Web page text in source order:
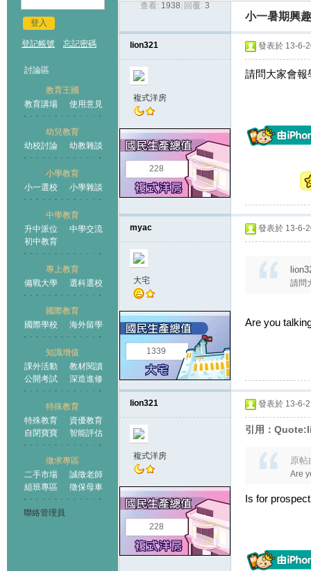
登入
登記帳號 忘記密碼
討論區
教育王國
教育講場
使用意見
幼兒教育
幼校討論
幼教雜談
小學教育
小一選校
小學雜談
中學教育
升中派位
中學交流
初中教育
專上教育
備戰大學
選科選校
國際教育
國際學校
海外留學
知識增值
課外活動
教材閱讀
公開考試
深造進修
特殊教育
特殊教育
資優教育
自閉寶寶
智能評估
徵求專區
二手市場
誠徵老師
組班專區
徵保母車
聯絡管理員
王國
›
查看: 1938 回覆: 3
小一暑期興
lion321
複式洋房
228
發表於 13-6-
請問大家會報
myac
大宅
1339
發表於 13-6-
請問
Are you
lion321
複式洋房
228
發表於 13-6-
引用：
原
Are
Is for